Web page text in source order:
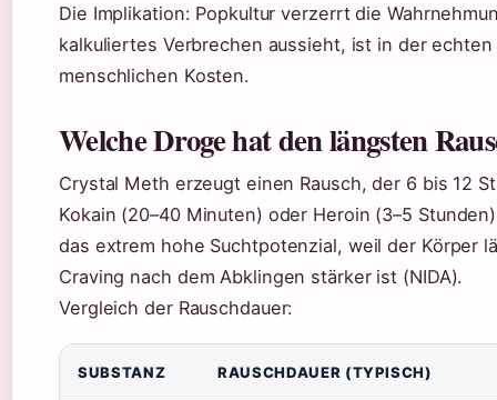
Die Implikation: Popkultur verzerrt die
kalkuliertes Verbrechen aussieht, ist in der
menschlichen Kosten.
Welche Droge hat den längsten
Crystal Meth erzeugt einen Rausch, der 6 bis 12
Kokain (20–40 Minuten) oder Heroin (3–5
das extrem hohe Suchtpotenzial, weil der Körper
Craving nach dem Abklingen stärker ist (NIDA).
Vergleich der Rauschdauer:
SUBSTANZ RAUSCHDAUER (TYPISCH)